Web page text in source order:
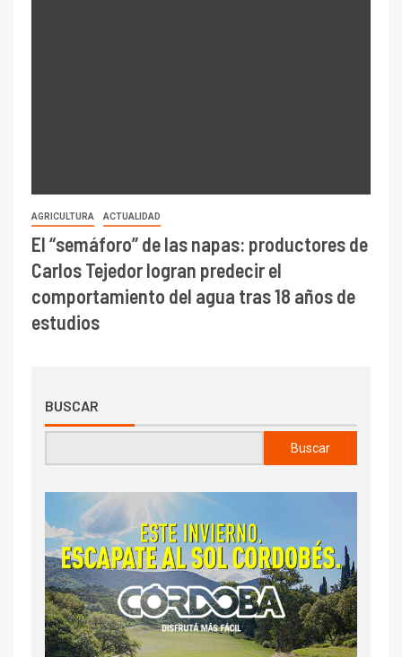
AGRICULTURA ACTUALIDAD
El “semáforo” de las napas: productores de
Carlos Tejedor logran predecir el
comportamiento del agua tras 18 años de
estudios
BUSCAR
Buscar